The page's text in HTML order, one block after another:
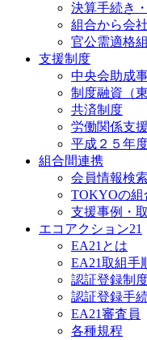
決算手続き
組合から会
官公需適格
支援制度
中央会助成
制度融資（
共済制度
労働関係支
平成２５年
組合間連携
会員情報検索
TOKYOの組
支援事例・
エコアクション21
EA21とは
EA21取組手
認証登録制
認証登録手
EA21審査員
各種規程